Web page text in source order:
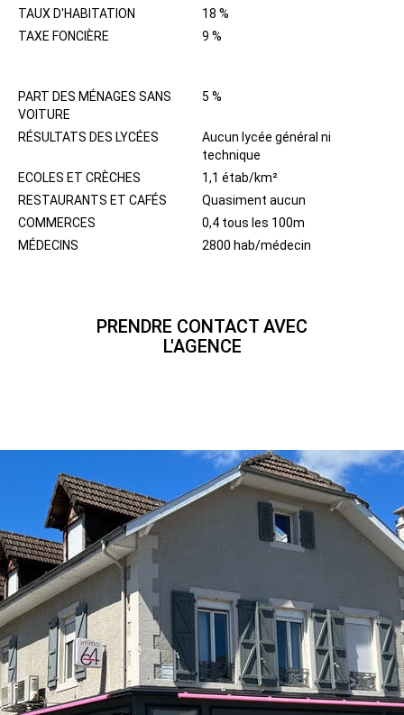
TAUX D'HABITATION
18 %
TAXE FONCIÈRE
9 %
PART DES MÉNAGES SANS
VOITURE
5 %
RÉSULTATS DES LYCÉES
Aucun lycée général ni
technique
ECOLES ET CRÈCHES
1,1 étab/km²
RESTAURANTS ET CAFÉS
Quasiment aucun
COMMERCES
0,4 tous les 100m
MÉDECINS
2800 hab/médecin
PRENDRE CONTACT AVEC
L'AGENCE